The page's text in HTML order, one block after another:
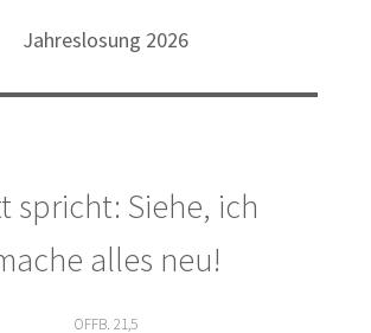
Jahreslosung 2026
spricht: Siehe, ich
alles neu!
OFFB. 21,5